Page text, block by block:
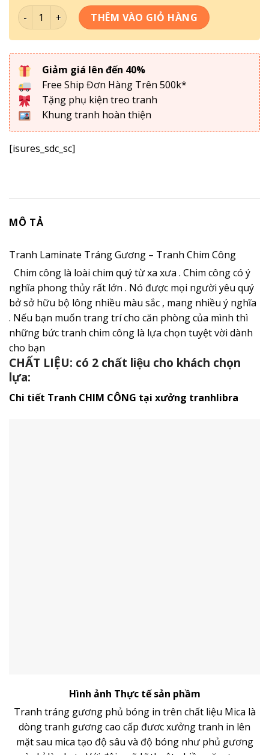
Bộ Tranh Về Chim Công 025 số lượng
THÊM VÀO GIỎ HÀNG
Giảm giá lên đến 40%
Free Ship Đơn Hàng Trên 500k*
Tặng phụ kiện treo tranh
Khung tranh hoàn thiện
[isures_sdc_sc]
MÔ TẢ
Tranh Laminate Tráng Gương – Tranh Chim Công
Chim công là loài chim quý từ xa xưa . Chim công có ý
nghĩa phong thủy rất lớn . Nó được mọi người yêu quý
bở sở hữu bộ lông nhiều màu sắc , mang nhiều ý nghĩa
. Nếu bạn muốn trang trí cho căn phòng của mình thì
những bức tranh chim công là lựa chọn tuyệt vời dành
cho bạn
CHẤT LIỆU: có 2 chất liệu cho khách chọn
lựa:
Chi tiết Tranh CHIM CÔNG tại xưởng tranhlibra
Hình ảnh Thực tế sản phầm
Tranh tráng gương phủ bóng in trên chất liệu Mica là
dòngtranh gươngcao cấp đươc xưởng tranh in lên
mặt sau mica tạo độ sâu và độ bóng như phủ gương